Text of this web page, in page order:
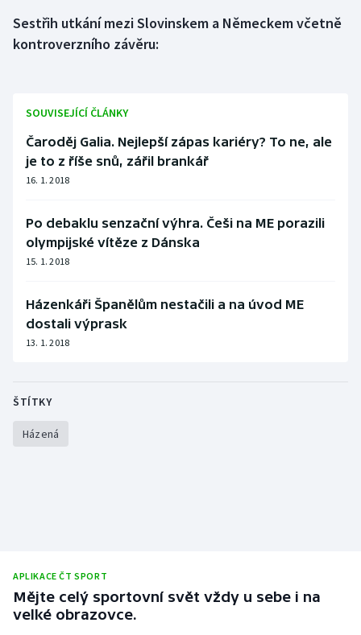
Motorsport
Plavání
Plážový volejbal
Ragby
Rychlobruslení
Short track
Stolní tenis
Ostatní
Sestřih utkání mezi Slovinskem a Německem včetně
kontroverzního závěru:
SOUVISEJÍCÍ ČLÁNKY
Čaroděj Galia. Nejlepší zápas kariéry? To ne, ale
je to z říše snů, zářil brankář
16. 1. 2018
Po debaklu senzační výhra. Češi na ME porazili
olympijské vítěze z Dánska
15. 1. 2018
Házenkáři Španělům nestačili a na úvod ME
dostali výprask
13. 1. 2018
ŠTÍTKY
Házená
APLIKACE ČT SPORT
Mějte celý sportovní svět vždy u sebe i na
velké obrazovce.